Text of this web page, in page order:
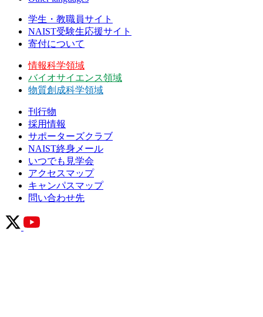
学生・教職員サイト
NAIST受験生応援サイト
寄付について
情報科学領域
バイオサイエンス領域
物質創成科学領域
刊行物
採用情報
サポーターズクラブ
NAIST終身メール
いつでも見学会
アクセスマップ
キャンパスマップ
問い合わせ先